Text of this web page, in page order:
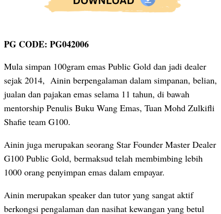
PG CODE: PG042006
Mula simpan 100gram emas Public Gold dan jadi dealer
sejak 2014, Ainin berpengalaman dalam simpanan, belian,
jualan dan pajakan emas selama 11 tahun, di bawah
mentorship Penulis Buku Wang Emas, Tuan Mohd Zulkifli
Shafie team G100.
Ainin juga merupakan seorang Star Founder Master Dealer
G100 Public Gold, bermaksud telah membimbing lebih
1000 orang penyimpan emas dalam empayar.
Ainin merupakan speaker dan tutor yang sangat aktif
berkongsi pengalaman dan nasihat kewangan yang betul